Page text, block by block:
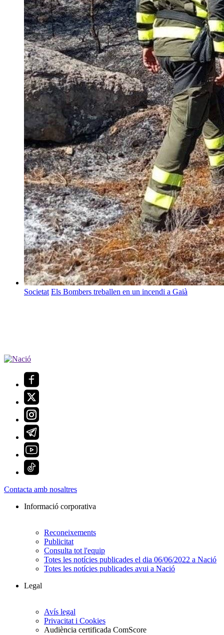
Societat Els Bombers treballen en un incendi a Gaià
Contacta amb nosaltres
Informació corporativa
Reconeixements
Publicitat
Consulta tot l'equip
Totes les notícies publicades el dia 06/06/2022 a Nació
Totes les notícies publicades avui a Nació
Legal
Avís legal
Privacitat i Cookies
Audiència certificada ComScore